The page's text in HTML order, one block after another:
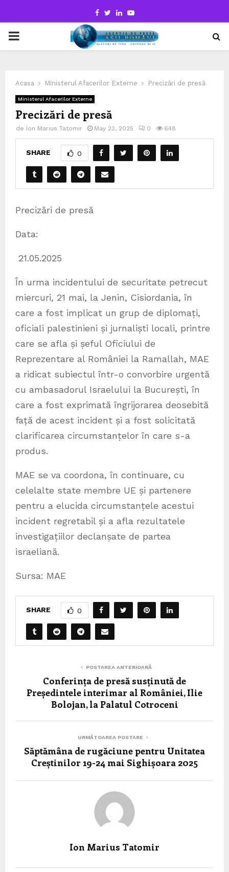
Facebook
TwitterLinkedinYoutube
PRIMARY
Acasa Ministerul Afacerilor Externe Precizări de presă
Ministerul Afacerilor Externe
Precizări de presă
de Ion Marius Tatomir May 22, 2025 0 648
SHARE 0
Precizări de presă
Data:
21.05.2025
În urma incidentului de securitate petrecut
miercuri, 21 mai, la Jenin, Cisiordania, în
care a fost implicat un grup de diplomați,
oficiali palestinieni și jurnaliști locali, printre
care se afla și șeful Oficiului de
Reprezentare al României la Ramallah, MAE
a ridicat subiectul într-o convorbire urgentă
cu ambasadorul Israelului la București, în
care a fost exprimată îngrijorarea deosebită
față de acest incident și a fost solicitată
clarificarea circumstanțelor în care s-a
produs.
MAE se va coordona, în continuare, cu
celelalte state membre UE și partenere
pentru a elucida circumstanțele acestui
incident regretabil și a afla rezultatele
investigațiilor declanșate de partea
israeliană.
Sursa: MAE
SHARE 0
POSTAREA ANTERIOARĂ
Conferința de presă susținută de
Președintele interimar al României, Ilie
Bolojan, la Palatul Cotroceni
URMĂTOAREA POSTARE
Săptămâna de rugăciune pentru Unitatea
Creștinilor 19-24 mai Sighișoara 2025
Ion Marius Tatomir